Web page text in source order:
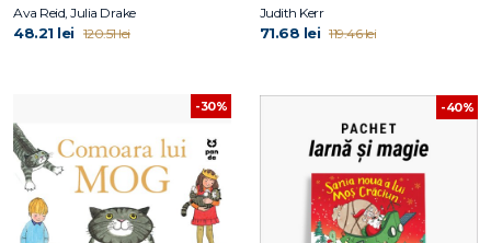
Ava Reid, Julia Drake
48.21 lei 120.51 lei
Judith Kerr
71.68 lei 119.46 lei
-30% -40%